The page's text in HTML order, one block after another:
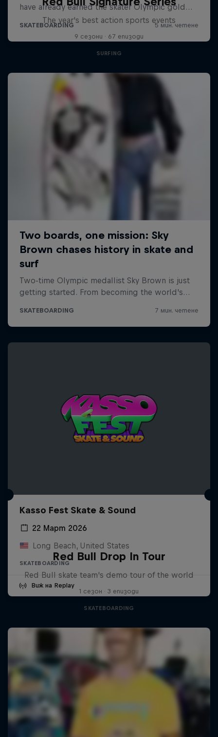
The year's best action sports events
9 сезони · 67 епизоди
SURFING
Kasso Fest Skate & Sound
22 Март 2026
Long Beach, United States
SKATEBOARDING
Виж на Replay
Red Bull Drop In Tour
Red Bull skate team's demo tour of the world
1 сезон · 3 епизоди
SKATEBOARDING